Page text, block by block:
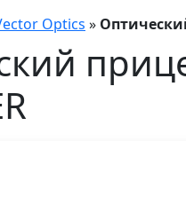
Optics »